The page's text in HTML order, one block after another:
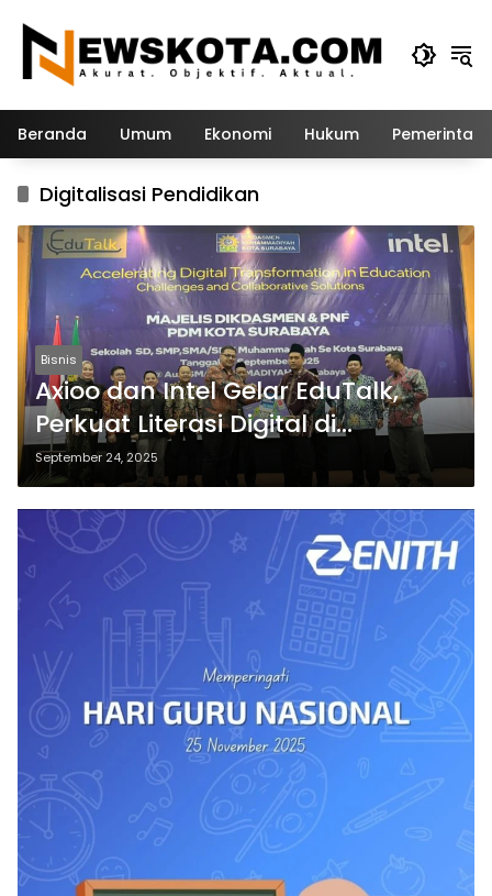
konten
Beranda Umum Ekonomi Hukum
Digitalisasi Pendidikan
Bisnis
Axioo dan Intel Gelar EduTalk,
Perkuat Literasi Digital di
Kalangan Pendidik
September 24, 2025